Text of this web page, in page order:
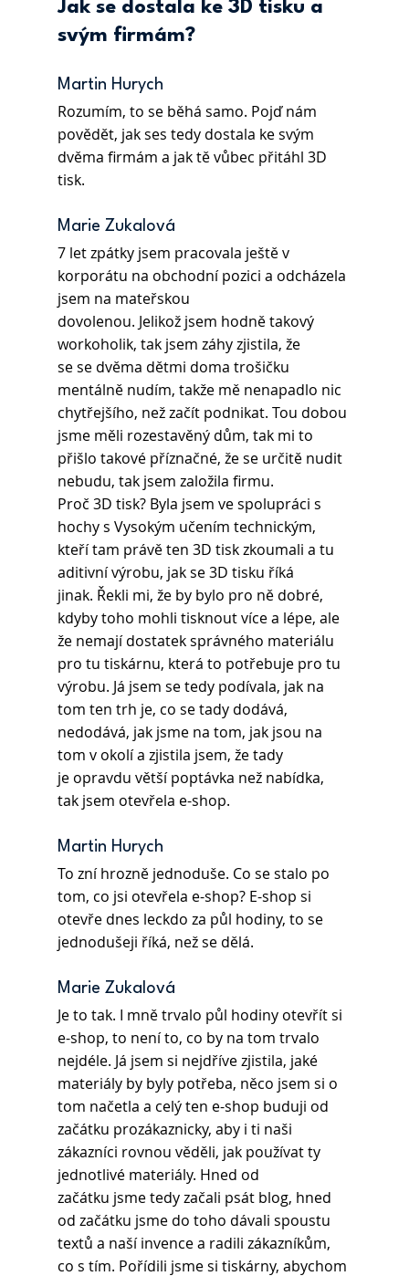
Jak se dostala ke 3D tisku a
svým firmám?
Martin Hurych
Rozumím, to se běhá samo. Pojď nám
povědět, jak ses tedy dostala ke svým
dvěma firmám a jak tě vůbec přitáhl 3D
tisk.
Marie Zukalová
7 let zpátky jsem pracovala ještě v
korporátu na obchodní pozici a odcházela
jsem na mateřskou
dovolenou. Jelikož jsem hodně takový
workoholik, tak jsem záhy zjistila, že
se se dvěma dětmi doma trošičku
mentálně nudím, takže mě nenapadlo nic
chytřejšího, než začít podnikat. Tou dobou
jsme měli rozestavěný dům, tak mi to
přišlo takové příznačné, že se určitě nudit
nebudu, tak jsem založila firmu.
Proč 3D tisk? Byla jsem ve spolupráci s
hochy s Vysokým učením technickým,
kteří tam právě ten 3D tisk zkoumali a tu
aditivní výrobu, jak se 3D tisku říká
jinak. Řekli mi, že by bylo pro ně dobré,
kdyby toho mohli tisknout více a lépe, ale
že nemají dostatek správného materiálu
pro tu tiskárnu, která to potřebuje pro tu
výrobu. Já jsem se tedy podívala, jak na
tom ten trh je, co se tady dodává,
nedodává, jak jsme na tom, jak jsou na
tom v okolí a zjistila jsem, že tady
je opravdu větší poptávka než nabídka,
tak jsem otevřela e-shop.
Martin Hurych
To zní hrozně jednoduše. Co se stalo po
tom, co jsi otevřela e-shop? E-shop si
otevře dnes leckdo za půl hodiny, to se
jednodušeji říká, než se dělá.
Marie Zukalová
Je to tak. I mně trvalo půl hodiny otevřít si
e-shop, to není to, co by na tom trvalo
nejdéle. Já jsem si nejdříve zjistila, jaké
materiály by byly potřeba, něco jsem si o
tom načetla a celý ten e-shop buduji od
začátku prozákaznicky, aby i ti naši
zákazníci rovnou věděli, jak používat ty
jednotlivé materiály. Hned od
začátku jsme tedy začali psát blog, hned
od začátku jsme do toho dávali spoustu
textů a naší invence a radili zákazníkům,
co s tím. Pořídili jsme si tiskárny, abychom